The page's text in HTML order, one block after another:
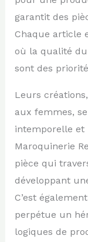
garantit des
Chaque article
où la qualité
sont des
Leurs
aux femmes,
intemporelle et
Maroquinerie
pièce qui
développant
C’est
perpétue un
logiques de